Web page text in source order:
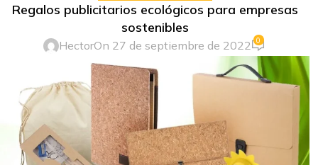
Regalos publicitarios ecológicos para empresas
sostenibles
HectorOn 27 de septiembre de 2022 0